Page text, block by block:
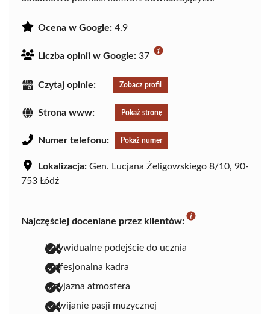
Ocena w Google: 4.9
Liczba opinii w Google: 37
Czytaj opinie: Zobacz profil
Strona www: Pokaż stronę
Numer telefonu: Pokaż numer
Lokalizacja: Gen. Lucjana Żeligowskiego 8/10, 90-
753 Łódź
Najczęściej doceniane przez klientów:
indywidualne podejście do ucznia
profesjonalna kadra
przyjazna atmosfera
rozwijanie pasji muzycznej